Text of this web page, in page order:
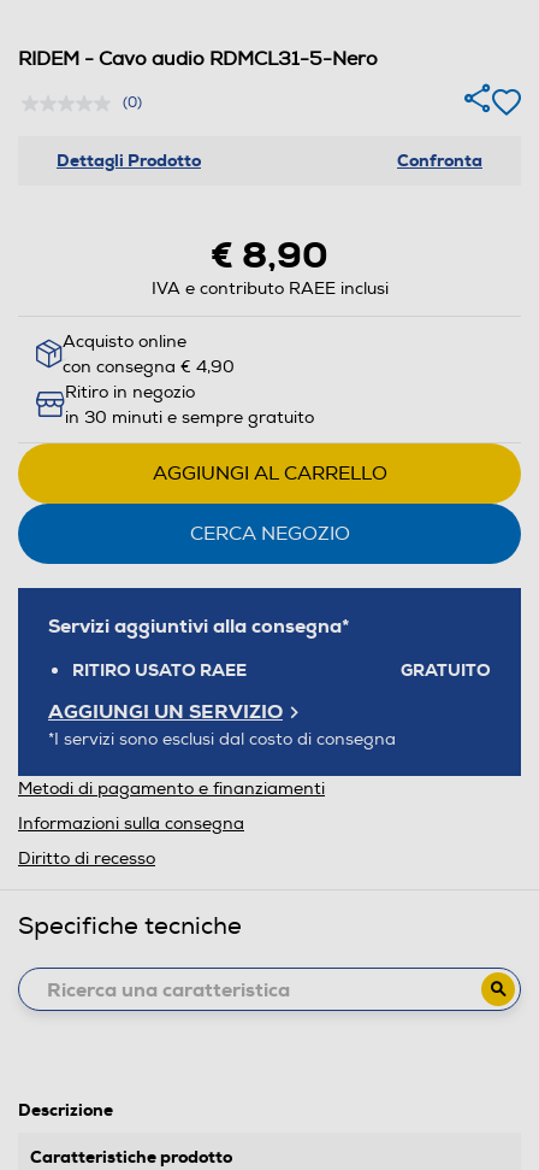
RIDEM - Cavo audio RDMCL31-5-Nero
(0)
Dettagli Prodotto Confronta
€ 8,90
IVA e contributo RAEE inclusi
Acquisto online
con consegna € 4,90
Ritiro in negozio
in 30 minuti e sempre gratuito
AGGIUNGI AL CARRELLO
CERCA NEGOZIO
Servizi aggiuntivi alla consegna*
RITIRO USATO RAEE GRATUITO
AGGIUNGI UN SERVIZIO
*I servizi sono esclusi dal costo di consegna
Metodi di pagamento e finanziamenti
Informazioni sulla consegna
Diritto di recesso
Specifiche tecniche
Descrizione
Caratteristiche prodotto